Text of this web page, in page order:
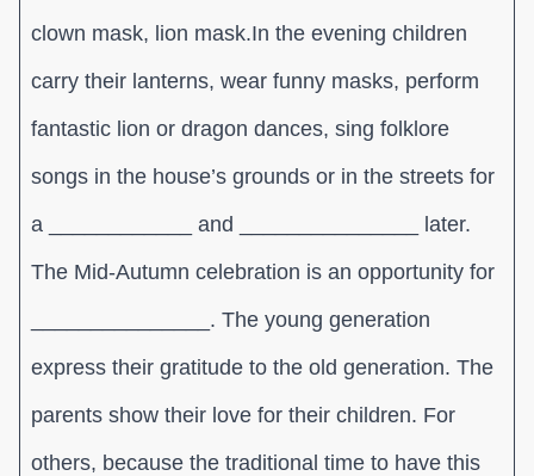
clown mask, lion mask.In the evening children
carry their lanterns, wear funny masks, perform
fantastic lion or dragon dances, sing folklore
songs in the house’s grounds or in the streets for
a ____________ and _______________ later.
The Mid-Autumn celebration is an opportunity for
_______________. The young generation
express their gratitude to the old generation. The
parents show their love for their children. For
others, because the traditional time to have this